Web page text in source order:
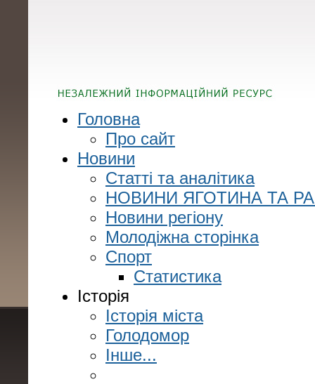
Головна
Про сайт
Новини
Статті та аналітика
НОВИНИ ЯГОТИНА ТА
Новини регіону
Молодіжна сторінка
Спорт
Статистика
Історія
Історія міста
Голодомор
Інше...